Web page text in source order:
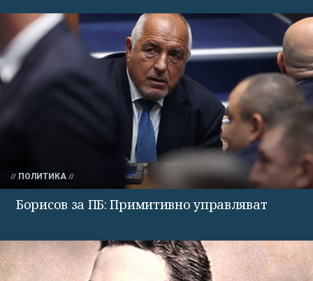
ПОЛИТИКА
Борисов за ПБ: Примитивно управляват